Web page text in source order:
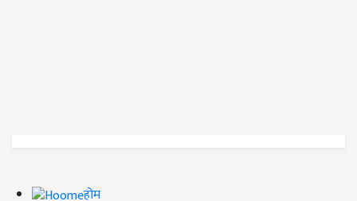
होम